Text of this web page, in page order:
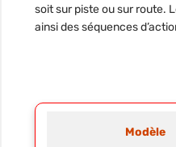
soit sur piste ou sur route.
ainsi des séquences
Modèle